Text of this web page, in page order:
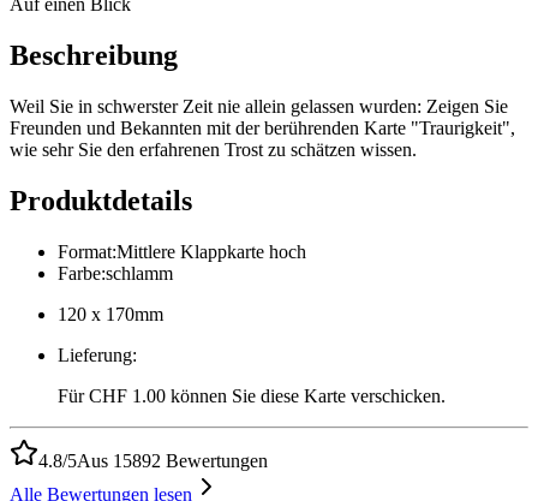
Beschreibung
Weil Sie in schwerster Zeit nie allein gelassen wurden: Zeigen Sie
Freunden und Bekannten mit der berührenden Karte "Traurigkeit",
wie sehr Sie den erfahrenen Trost zu schätzen wissen.
Produktdetails
Format:Mittlere Klappkarte hoch
Farbe:schlamm
120 x 170mm
Lieferung:
Für CHF 1.00 können Sie diese Karte verschicken.
4.8/5Aus 15892 Bewertungen
Alle Bewertungen lesen